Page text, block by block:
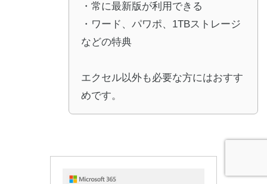
・常に最新版が利用できる
・ワード、パワポ、1TBストレージ
などの特典
エクセル以外も必要な方にはおすす
めです。